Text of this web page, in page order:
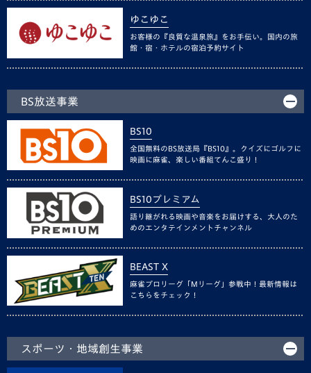
ゆこゆこ
お客様の『良質な温泉旅』をお手伝い。国内の旅
館・宿・ホテルの宿泊予約サイト
BS放送事業
BS10
全国無料のBS放送局『BS10』。クイズにゴルフに
映画に麻雀、楽しい番組てんこ盛り！
BS10プレミアム
語り継がれる映画や音楽をお届けする、大人のた
めのエンタテインメントチャンネル
BEAST X
麻雀プロリーグ「Mリーグ」参戦中！最新情報は
こちらをチェック！
スポーツ・地域創生事業